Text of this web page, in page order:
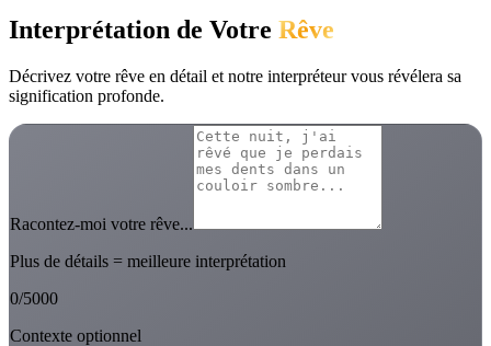
Interprétation de Votre Rêve
Décrivez votre rêve en détail et notre interpréteur vous révélera sa
signification profonde.
Racontez-moi votre rêve...
Plus de détails = meilleure interprétation
0/5000
Contexte optionnel